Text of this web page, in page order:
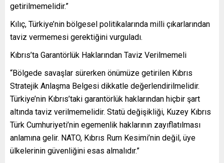
getirilmemelidir.”
Kılıç, Türkiye’nin bölgesel politikalarında milli çıkarlarından
taviz vermemesi gerektiğini vurguladı.
Kıbrıs’ta Garantörlük Haklarından Taviz Verilmemeli
“Bölgede savaşlar sürerken önümüze getirilen Kıbrıs
Stratejik Anlaşma Belgesi dikkatle değerlendirilmelidir.
Türkiye’nin Kıbrıs’taki garantörlük haklarından hiçbir şart
altında taviz verilmemelidir. Statü değişikliği, Kuzey Kıbrıs
Türk Cumhuriyeti’nin egemenlik haklarının zayıflatılması
anlamına gelir. NATO, Kıbrıs Rum Kesimi’nin değil, üye
ülkelerinin güvenliğini esas almalıdır.”